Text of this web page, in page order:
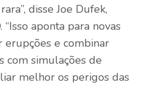
disse Joe Dufek,
aponta para novas
erupções e combinar
com simulações de
melhor os perigos das